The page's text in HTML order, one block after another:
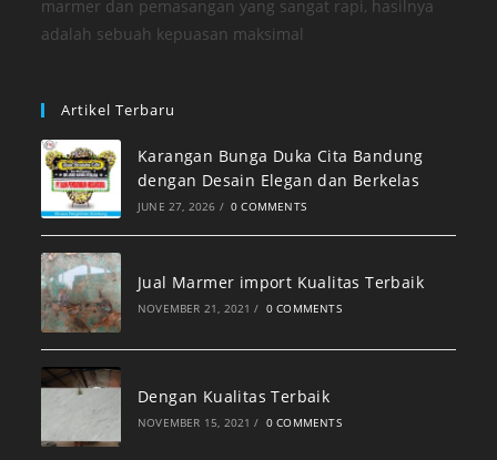
marmer dan pemasangan yang sangat rapi, hasilnya
adalah sebuah kepuasan maksimal
Artikel Terbaru
Karangan Bunga Duka Cita Bandung
dengan Desain Elegan dan Berkelas
JUNE 27, 2026 / 0 COMMENTS
Jual Marmer import Kualitas Terbaik
NOVEMBER 21, 2021 / 0 COMMENTS
Dengan Kualitas Terbaik
NOVEMBER 15, 2021 / 0 COMMENTS